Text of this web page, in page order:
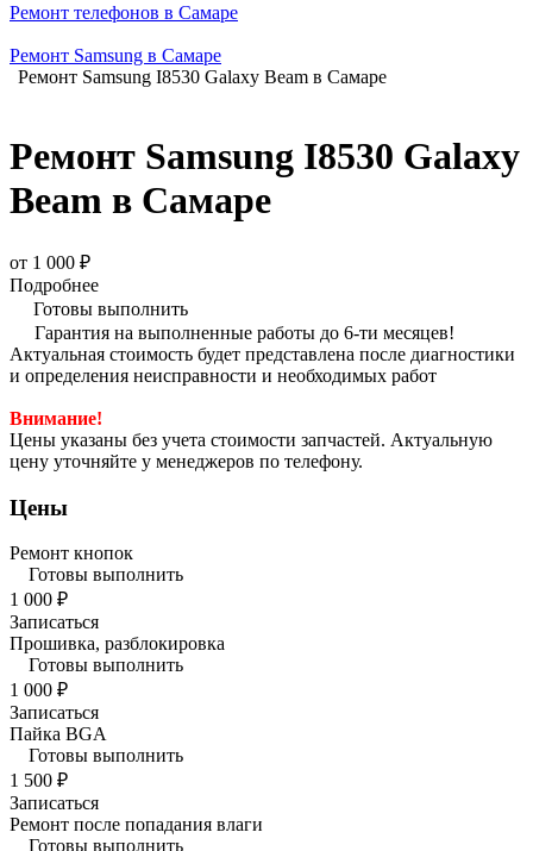
Ремонт телефонов в Самаре
Ремонт Samsung в Самаре
Ремонт Samsung I8530 Galaxy Beam в Самаре
Ремонт Samsung I8530 Galaxy
Beam в Самаре
от 1 000 ₽
Подробнее
Готовы выполнить
Гарантия на выполненные работы до 6-ти месяцев!
Актуальная стоимость будет представлена после диагностики
и определения неисправности и необходимых работ
Внимание!
Цены указаны без учета стоимости запчастей. Актуальную
цену уточняйте у менеджеров по телефону.
Цены
Ремонт кнопок
Готовы выполнить
1 000 ₽
Записаться
Прошивка, разблокировка
Готовы выполнить
1 000 ₽
Записаться
Пайка BGA
Готовы выполнить
1 500 ₽
Записаться
Ремонт после попадания влаги
Готовы выполнить